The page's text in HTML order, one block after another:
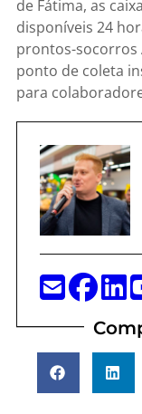
de Fátima, as
disponíveis 24
prontos-socorros
ponto de coleta
para